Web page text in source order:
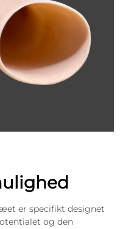
er specifikt designet
og den